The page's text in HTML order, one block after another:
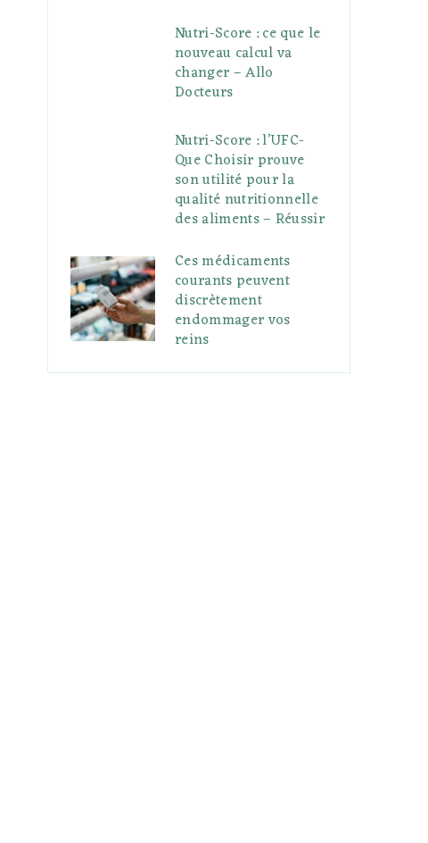
Nutri-Score : ce que le
nouveau calcul va
changer – Allo
Docteurs
Nutri-Score : l’UFC-
Que Choisir prouve
son utilité pour la
qualité nutritionnelle
des aliments – Réussir
Ces médicaments
courants peuvent
discrètement
endommager vos
reins